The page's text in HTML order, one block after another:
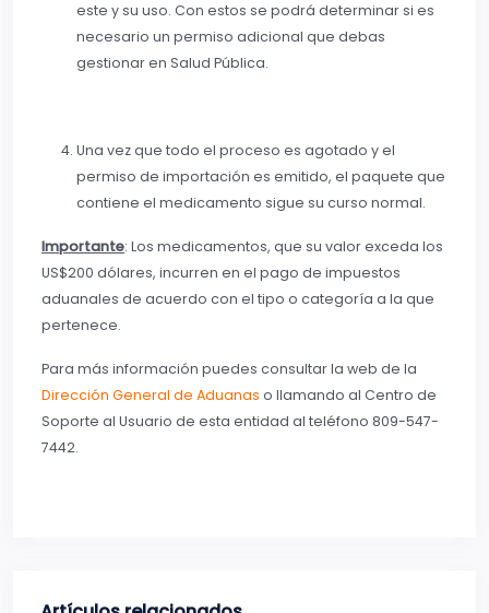
este y su uso. Con estos se podrá determinar si es
necesario un permiso adicional que debas
gestionar en Salud Pública.
Una vez que todo el proceso es agotado y el
permiso de importación es emitido, el paquete que
contiene el medicamento sigue su curso normal.
Importante: Los medicamentos, que su valor exceda los
US$200 dólares, incurren en el pago de impuestos
aduanales de acuerdo con el tipo o categoría a la que
pertenece.
Para más información puedes consultar la web de la
Dirección General de Aduanas o llamando al Centro de
Soporte al Usuario de esta entidad al teléfono 809-547-
7442.